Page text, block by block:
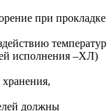
при прокладке
температур
исполнения –ХЛ)
должны